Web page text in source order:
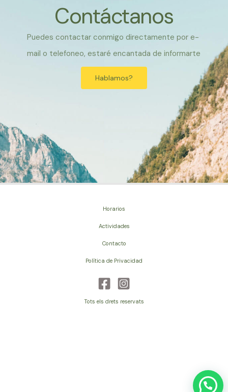
Contáctanos
Puedes contactar conmigo directamente por e-
mail o telefoneo, estaré encantada de informarte
Hablamos?
Horarios
Actividades
Contacto
Política de Privacidad
Tots els drets reservats